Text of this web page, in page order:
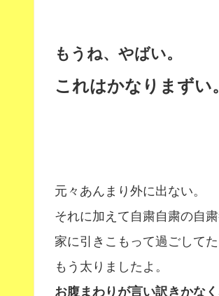
もうね、やばい。
これはかなりまずい。
元々あんまり外に出ない。
それに加えて自粛自粛の自粛
家に引きこもって過ごしてた
もう太りましたよ。
お腹まわりが言い訳きかな